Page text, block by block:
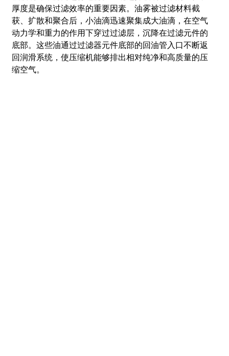
厚度是确保过滤效率的重要因素。 油雾被过滤材料截
获、扩散和聚合后，小油滴迅速聚集成大油滴，在空气
动力学和重力的作用下穿过过滤层，沉降在过滤元件的
底部。 这些油通过过滤器元件底部的回油管入口不断返
回润滑系统，使压缩机能够排出相对纯净和高质量的压
缩空气。